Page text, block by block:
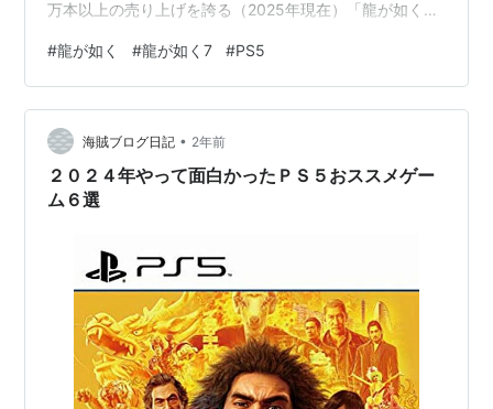
万本以上の売り上げを誇る（2025年現在）「龍が如く」
こ」含めて紹介できたらなと思います。 ▶ 目次を表示 1.
概要 2.特徴 3.クリア時間 4.個人的な評価 5.良いとこ悪い
とこ 良いとこ 11個 悪いとこ 8個 6.まとめ 7.あとがき 1.
概要 本作は2020年に発売された「龍が如く」シリーズの
ナンバリング8作目（『龍…
#龍が如く #龍が如く7 #PS5
海賊ブログ日記 • 2年前
２０２４年やって面白かったＰＳ５おススメゲー
ム６選